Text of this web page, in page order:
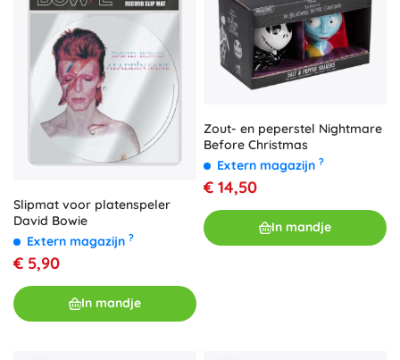
Slipmat voor platenspeler
David Bowie
Extern magazijn ?
€ 5,90
In mandje
Zout- en peperstel Nightmare
Before Christmas
Extern magazijn ?
€ 14,50
In mandje